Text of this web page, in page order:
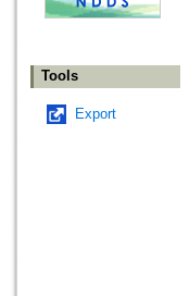
Tools
Export